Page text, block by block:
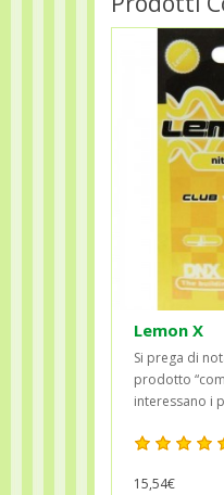
Lemon X
Si prega di
prodotto
interessano i
15,54€